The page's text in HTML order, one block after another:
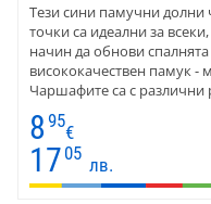
Тези сини памучни
точки са идеални за
начин да обнови
висококачествен памук
Чаршафите са с
за вашия матрак.
8 95
€
17 05
лв.